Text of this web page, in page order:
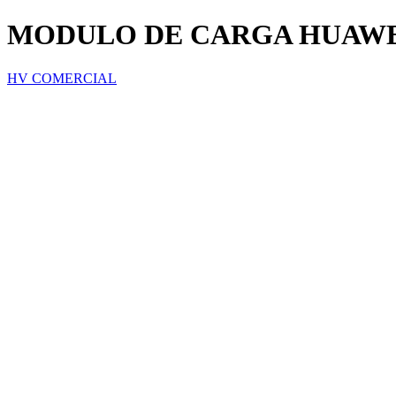
MODULO DE CARGA
HV COMERCIAL